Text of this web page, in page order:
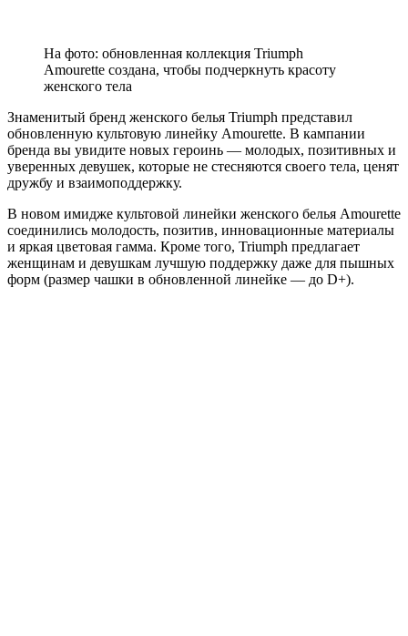
На фото: обновленная коллекция Triumph
Amourette создана, чтобы подчеркнуть красоту
женского тела
Знаменитый бренд женского белья Triumph представил
обновленную культовую линейку Amourette. В кампании
бренда вы увидите новых героинь — молодых, позитивных и
уверенных девушек, которые не стесняются своего тела, ценят
дружбу и взаимоподдержку.
В новом имидже культовой линейки женского белья Amourette
соединились молодость, позитив, инновационные материалы
и яркая цветовая гамма. Кроме того, Triumph предлагает
женщинам и девушкам лучшую поддержку даже для пышных
форм (размер чашки в обновленной линейке — до D+).